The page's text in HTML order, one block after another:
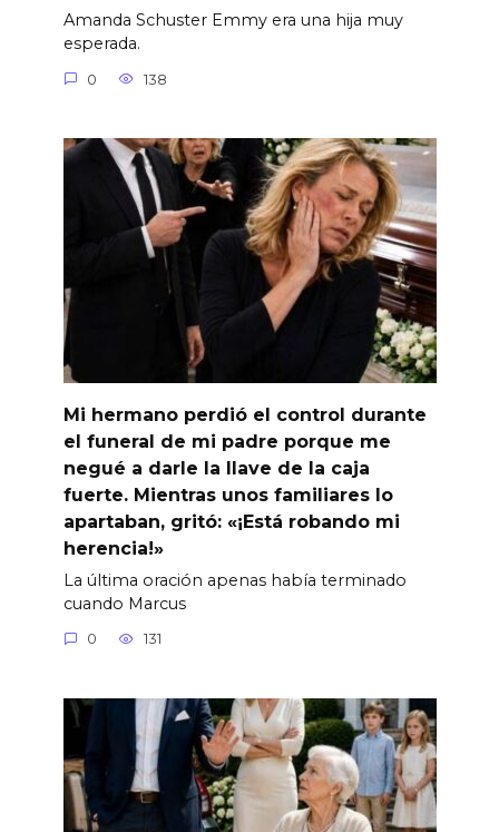
Amanda Schuster Emmy era una hija muy
esperada.
0 138
Mi hermano perdió el control durante
el funeral de mi padre porque me
negué a darle la llave de la caja
fuerte. Mientras unos familiares lo
apartaban, gritó: «¡Está robando mi
herencia!»
La última oración apenas había terminado
cuando Marcus
0 131